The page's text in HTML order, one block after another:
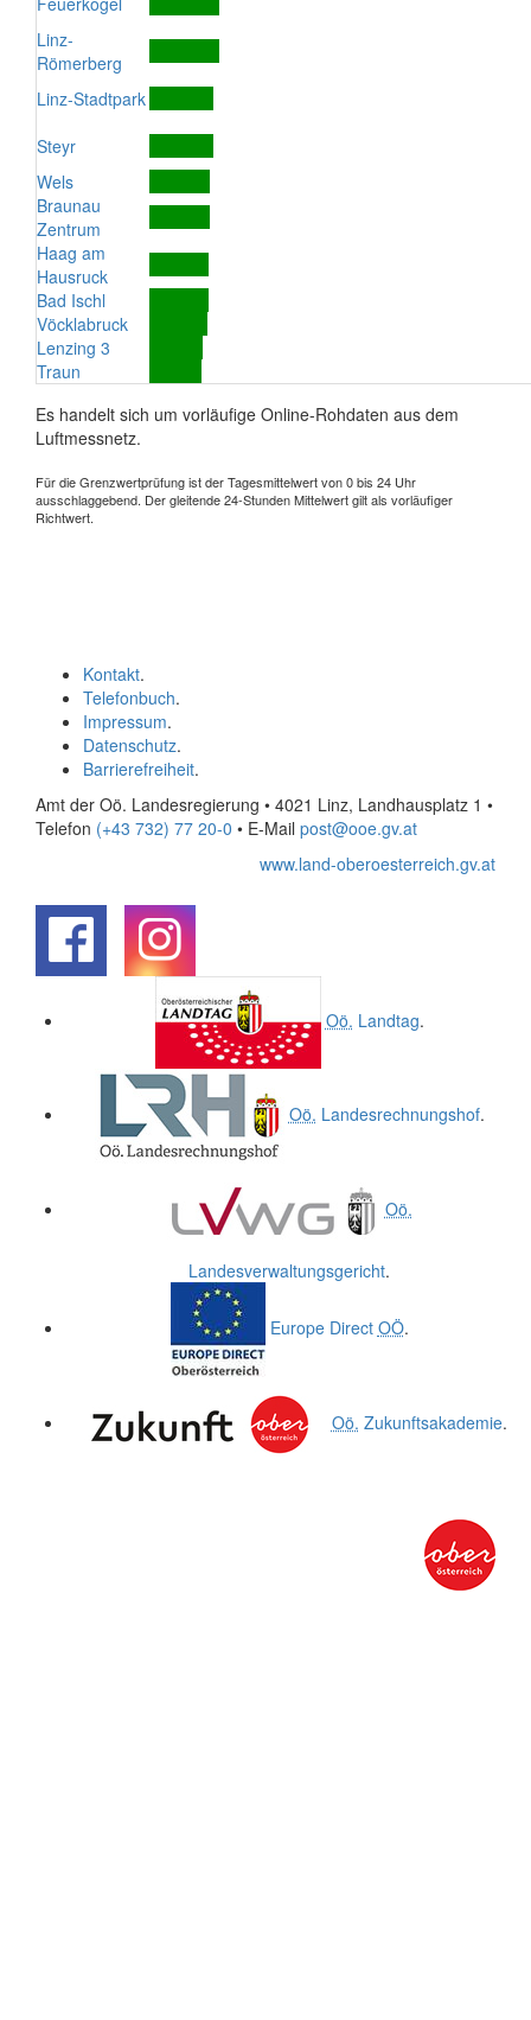
Linz-
Römerberg
Linz-Stadtpark
Steyr
Wels
Braunau
Zentrum
Haag am
Hausruck
Bad Ischl
Vöcklabruck
Lenzing 3
Traun
Es handelt sich um vorläufige Online-Rohdaten aus dem
Luftmessnetz.
Für die Grenzwertprüfung ist der Tagesmittelwert von 0 bis 24 Uhr
ausschlaggebend. Der gleitende 24-Stunden Mittelwert gilt als vorläufiger
Richtwert.
Kontakt.
Telefonbuch.
Impressum.
Datenschutz.
Barrierefreiheit.
Amt der Oö. Landesregierung • 4021 Linz, Landhausplatz 1 •
Telefon (+43 732) 77 20-0 • E-Mail post@ooe.gv.at
www.land-oberoesterreich.gv.at
Oö. Landtag.
Oö. Landesrechnungshof.
Oö.
Landesverwaltungsgericht.
Europe Direct OÖ.
Oö. Zukunftsakademie.